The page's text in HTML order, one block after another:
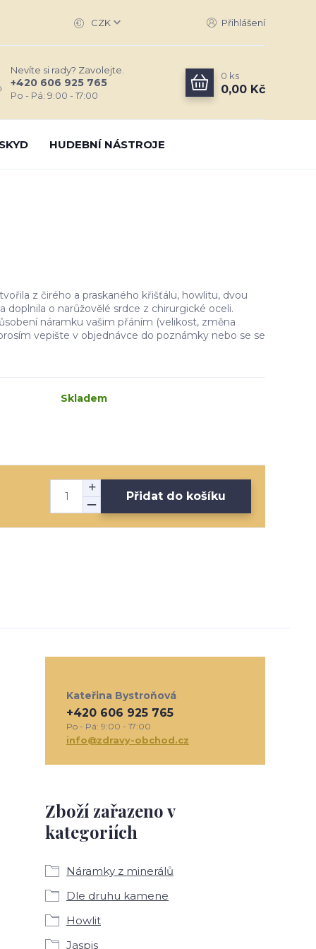
CZK Přihlášení
Nevíte si rady? Zavolejte.
+420 606 925 765
Po - Pá: 9:00 - 17:00
0 ks
0,00 Kč
HUDEBNÍ NÁSTROJE
z čirého a praskaného křišťálu, howlitu, dvou
doplnila o narůžovělé srdce z chirurgické oceli.
náramku vašim přáním (velikost, změna
vepište v objednávce do poznámky nebo se se
Skladem
Přidat do košíku
Zboží zařazeno v
kategoriích
Náramky z minerálů
Dle druhu kamene
Howlit
Jaspis
Kateřina Bystroňová
+420 606 925 765
Po - Pá: 9:00 - 17:00
info@zdravy-obchod.cz